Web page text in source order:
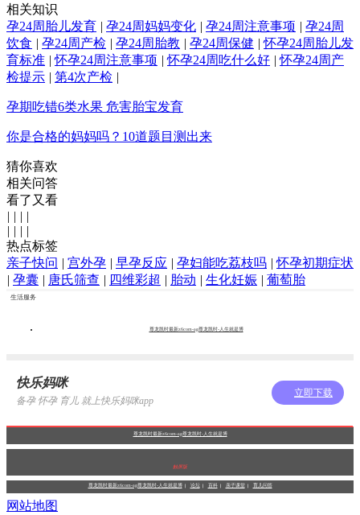
相关知识
孕24周胎儿发育 | 孕24周妈妈变化 | 孕24周注意事项 | 孕24周
饮食 | 孕24周产检 | 孕24周胎教 | 孕24周保健 | 怀孕24周胎儿发
育标准 | 怀孕24周注意事项 | 怀孕24周吃什么好 | 怀孕24周产
检提示 | 第4次产检 |
孕期吃错6类水果 危害胎宝发育
你是合格的妈妈吗？10道题目测出来
猜你喜欢
相关问答
看了又看
| | | |
| | | |
热点标签
亲子快问 | 宫外孕 | 早孕反应 | 孕妇能吃荔枝吗 | 怀孕初期症状
| 孕囊 | 唐氏筛查 | 四维彩超 | 胎动 | 生化妊娠 | 葡萄胎
生活服务
尊龙凯时最新z6com-ag尊龙凯时-人生就是博
快乐妈咪
备孕 怀孕 育儿 就上快乐妈咪app
立即下载
尊龙凯时最新z6com-ag尊龙凯时-人生就是博
触屏版
尊龙凯时最新z6com-ag尊龙凯时-人生就是博 论坛 百科 亲子课堂 育儿问答
网站地图